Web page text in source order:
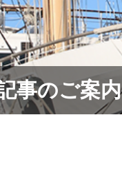
事のご案内